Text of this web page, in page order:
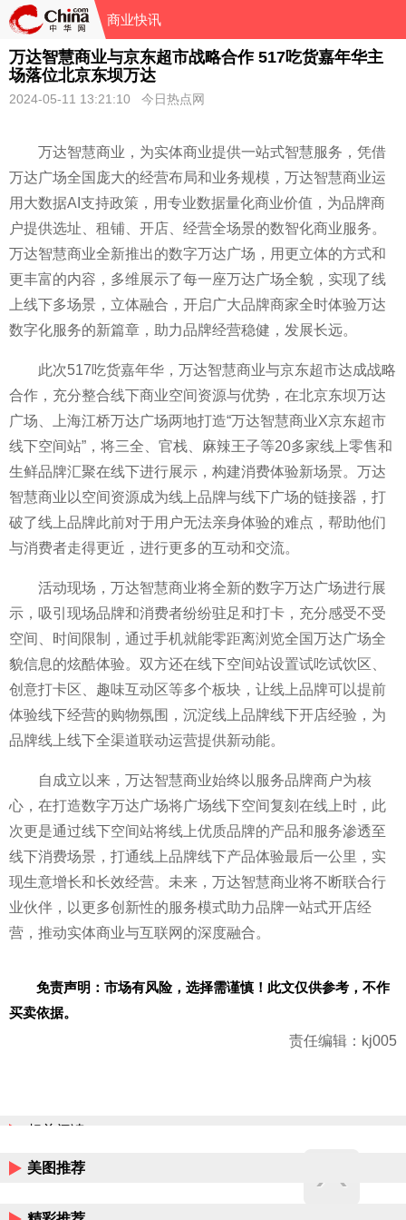
商业快讯
万达智慧商业与京东超市战略合作 517吃货嘉年华主
场落位北京东坝万达
2024-05-11 13:21:10 今日热点网
万达智慧商业，为实体商业提供一站式智慧服务，凭借
万达广场全国庞大的经营布局和业务规模，万达智慧商业运
用大数据AI支持政策，用专业数据量化商业价值，为品牌商
户提供选址、租铺、开店、经营全场景的数智化商业服务。
万达智慧商业全新推出的数字万达广场，用更立体的方式和
更丰富的内容，多维展示了每一座万达广场全貌，实现了线
上线下多场景，立体融合，开启广大品牌商家全时体验万达
数字化服务的新篇章，助力品牌经营稳健，发展长远。
此次517吃货嘉年华，万达智慧商业与京东超市达成战略
合作，充分整合线下商业空间资源与优势，在北京东坝万达
广场、上海江桥万达广场两地打造“万达智慧商业X京东超市
线下空间站”，将三全、官栈、麻辣王子等20多家线上零售和
生鲜品牌汇聚在线下进行展示，构建消费体验新场景。万达
智慧商业以空间资源成为线上品牌与线下广场的链接器，打
破了线上品牌此前对于用户无法亲身体验的难点，帮助他们
与消费者走得更近，进行更多的互动和交流。
活动现场，万达智慧商业将全新的数字万达广场进行展
示，吸引现场品牌和消费者纷纷驻足和打卡，充分感受不受
空间、时间限制，通过手机就能零距离浏览全国万达广场全
貌信息的炫酷体验。双方还在线下空间站设置试吃试饮区、
创意打卡区、趣味互动区等多个板块，让线上品牌可以提前
体验线下经营的购物氛围，沉淀线上品牌线下开店经验，为
品牌线上线下全渠道联动运营提供新动能。
自成立以来，万达智慧商业始终以服务品牌商户为核
心，在打造数字万达广场将广场线下空间复刻在线上时，此
次更是通过线下空间站将线上优质品牌的产品和服务渗透至
线下消费场景，打通线上品牌线下产品体验最后一公里，实
现生意增长和长效经营。未来，万达智慧商业将不断联合行
业伙伴，以更多创新性的服务模式助力品牌一站式开店经
营，推动实体商业与互联网的深度融合。
免责声明：市场有风险，选择需谨慎！此文仅供参考，不作
买卖依据。
责任编辑：kj005
相关阅读
美图推荐